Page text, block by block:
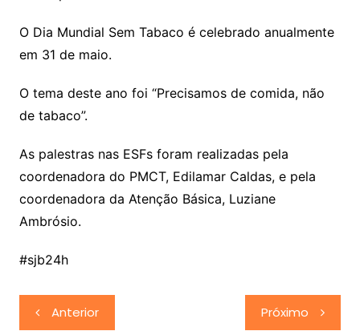
O Dia Mundial Sem Tabaco é celebrado anualmente
em 31 de maio.
O tema deste ano foi “Precisamos de comida, não
de tabaco”.
As palestras nas ESFs foram realizadas pela
coordenadora do PMCT, Edilamar Caldas, e pela
coordenadora da Atenção Básica, Luziane
Ambrósio.
#sjb24h
Navegação
Anterior Próximo